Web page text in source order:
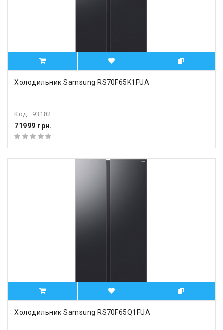
Холодильник Samsung RS70F65K1FUA
Код: 93182
71999 грн.
Холодильник Samsung RS70F65Q1FUA